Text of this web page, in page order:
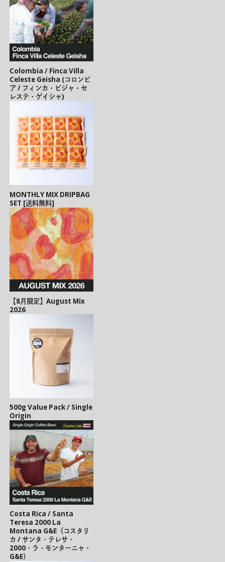
Colombia / Finca Villa
Celeste Geisha (コロンビ
ア / フィンカ・ビジャ・セ
レステ・ゲイシャ)
MONTHLY MIX DRIPBAG
SET [送料無料]
【8月限定】August Mix
2026
500g Value Pack / Single
Origin
Costa Rica / Santa
Teresa 2000 La
Montana G&E（コスタリ
カ / サンタ・テレサ・
2000・ラ・モンターニャ・
G&E）